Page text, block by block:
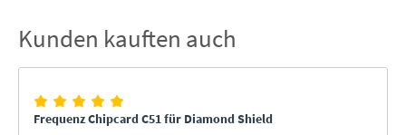
Produktgalerie überspringen
Kunden kauften auch
Frequenz Chipcard C51 für Diamond Shield